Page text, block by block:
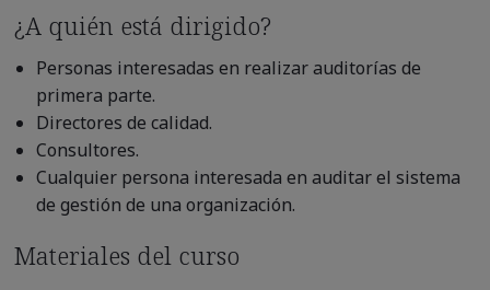
¿A quién está dirigido?
Personas interesadas en realizar auditorías de
primera parte.
Directores de calidad.
Consultores.
Cualquier persona interesada en auditar el sistema
de gestión de una organización.
Materiales del curso